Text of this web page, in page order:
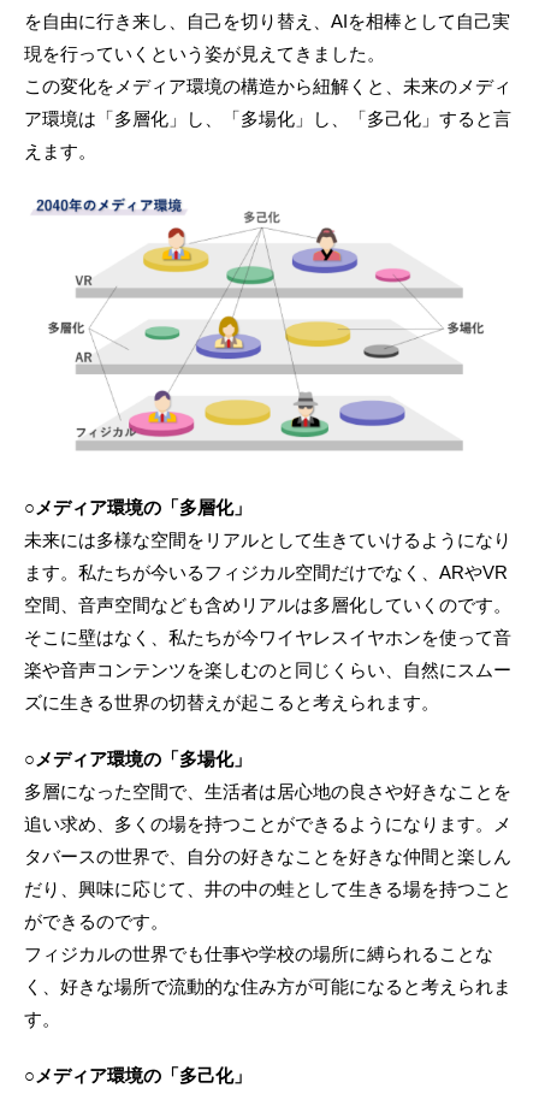
を自由に行き来し、自己を切り替え、AIを相棒として自己実
現を行っていくという姿が見えてきました。
この変化をメディア環境の構造から紐解くと、未来のメディ
ア環境は「多層化」し、「多場化」し、「多己化」すると言
えます。
○メディア環境の「多層化」
未来には多様な空間をリアルとして生きていけるようになり
ます。私たちが今いるフィジカル空間だけでなく、ARやVR
空間、音声空間なども含めリアルは多層化していくのです。
そこに壁はなく、私たちが今ワイヤレスイヤホンを使って音
楽や音声コンテンツを楽しむのと同じくらい、自然にスムー
ズに生きる世界の切替えが起こると考えられます。
○メディア環境の「多場化」
多層になった空間で、生活者は居心地の良さや好きなことを
追い求め、多くの場を持つことができるようになります。メ
タバースの世界で、自分の好きなことを好きな仲間と楽しん
だり、興味に応じて、井の中の蛙として生きる場を持つこと
ができるのです。
フィジカルの世界でも仕事や学校の場所に縛られることな
く、好きな場所で流動的な住み方が可能になると考えられま
す。
○メディア環境の「多己化」